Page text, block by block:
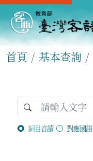
首頁 基本查詢
詞目音讀 對應國語